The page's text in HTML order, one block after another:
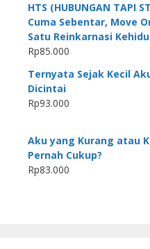
HTS (HUBUNGAN TAPI
Cuma Sebentar, Move
Satu Reinkarnasi
Rp85.000
Ternyata Sejak Kecil
Dicintai
Rp93.000
Aku yang Kurang atau
Pernah Cukup?
Rp83.000